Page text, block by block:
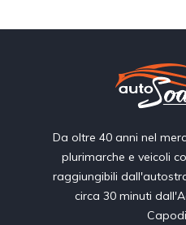
Da oltre 40 anni nel
plurimarche e veicoli
raggiungibili
circa 30 minuti